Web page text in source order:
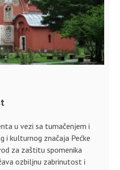
u vezi sa tumačenjem i
i kulturnog značaja Pećke
za zaštitu spomenika
ozbiljnu zabrinutost i